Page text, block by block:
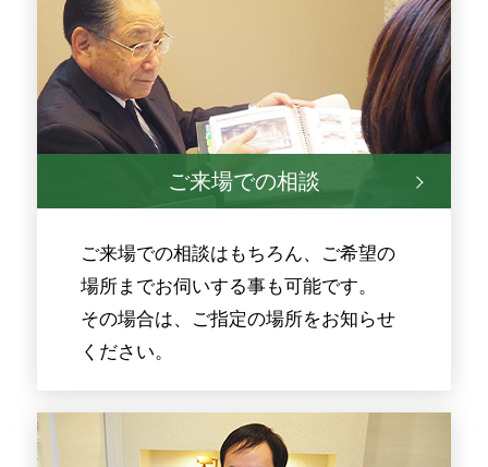
ご来場での相談
ご来場での相談はもちろん、ご希望の
場所までお伺いする事も可能です。
その場合は、ご指定の場所をお知らせ
ください。